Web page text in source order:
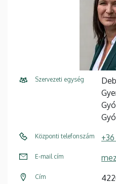
Szervezeti egység
Központi telefonszám
E-mail cím
Cím